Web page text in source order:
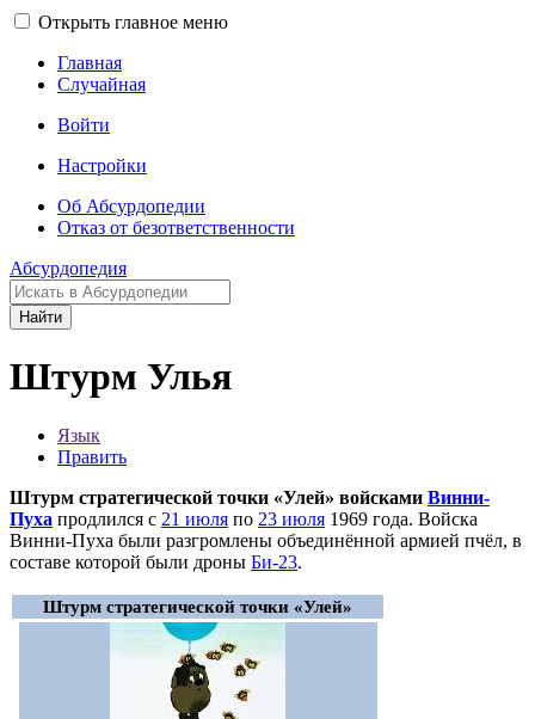
Открыть главное меню
Главная
Случайная
Войти
Настройки
Об Абсурдопедии
Отказ от безответственности
Абсурдопедия
Найти
Штурм Улья
Язык
Править
Штурм стратегической точки «Улей» войсками Винни-
Пуха продлился с 21 июля по 23 июля 1969 года. Войска
Винни-Пуха были разгромлены объединённой армией пчёл, в
составе которой были дроны Би-23.
Штурм стратегической точки «Улей»